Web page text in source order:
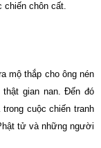
chiến chôn cất.
mộ thắp cho ông nén
gian nan. Đến đó
cuộc chiến tranh
tử và những người